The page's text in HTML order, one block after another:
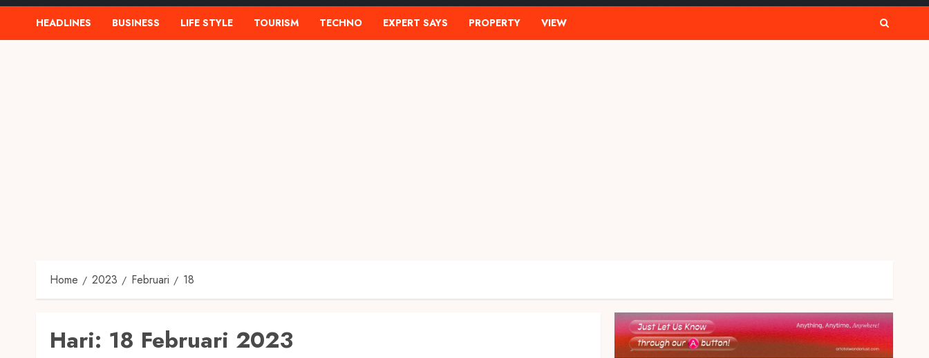
HEADLINES BUSINESS LIFE STYLE TOURISM TECHNO EXPERT SAYS PROPERTY VIEW
Home 2023 Februari 18
Hari: 18 Februari 2023